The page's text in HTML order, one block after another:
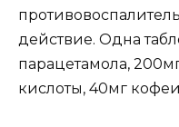
действие. Одна
парацетамола,
кислоты, 40мг